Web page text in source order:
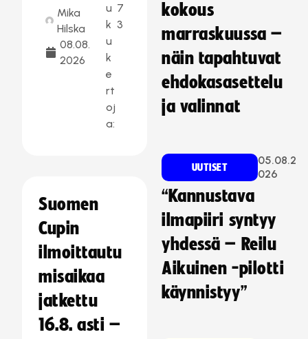
Mika
Hilska
08.08.
2026
u
k
u
k
e
rt
oj
a:
7
3
Suomen
Cupin
ilmoittautu
misaikaa
jatkettu
16.8. asti –
kokous
marraskuussa –
näin tapahtuvat
ehdokasasettelu
ja valinnat
UUTISET
05.08.2
026
“Kannustava
ilmapiiri syntyy
yhdessä – Reilu
Aikuinen -pilotti
käynnistyy”